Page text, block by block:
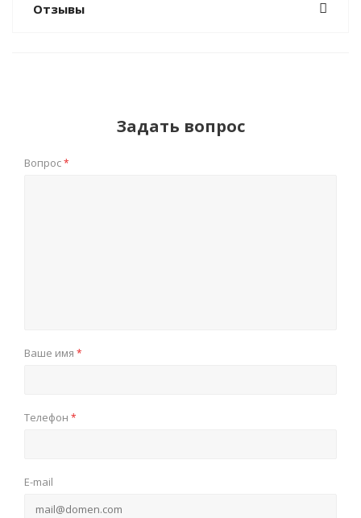
Отзывы
Задать вопрос
Вопрос*
Ваше имя *
Телефон *
E-mail